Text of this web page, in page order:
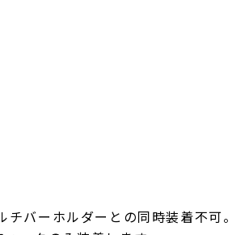
バーホルダーとの同時装着不可。